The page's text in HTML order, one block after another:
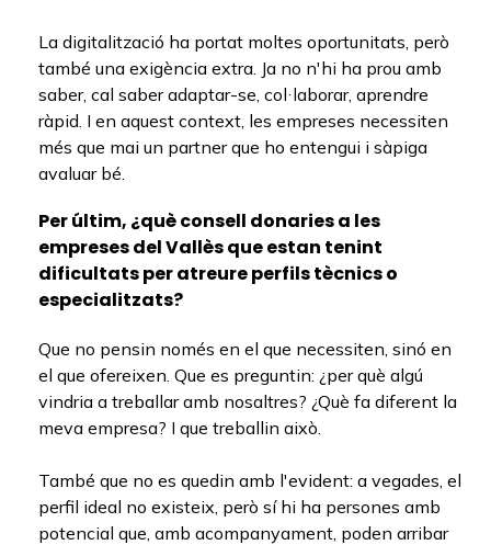
La digitalització ha portat moltes oportunitats, però
també una exigència extra. Ja no n'hi ha prou amb
saber, cal saber adaptar-se, col·laborar, aprendre
ràpid. I en aquest context, les empreses necessiten
més que mai un partner que ho entengui i sàpiga
avaluar bé.
Per últim, ¿què consell donaries a les
empreses del Vallès que estan tenint
dificultats per atreure perfils tècnics o
especialitzats?
Que no pensin només en el que necessiten, sinó en
el que ofereixen. Que es preguntin: ¿per què algú
vindria a treballar amb nosaltres? ¿Què fa diferent la
meva empresa? I que treballin això.
També que no es quedin amb l'evident: a vegades, el
perfil ideal no existeix, però sí hi ha persones amb
potencial que, amb acompanyament, poden arribar